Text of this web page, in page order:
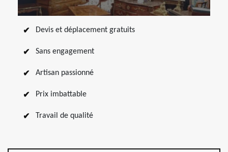
Devis et déplacement gratuits
Sans engagement
Artisan passionné
Prix imbattable
Travail de qualité